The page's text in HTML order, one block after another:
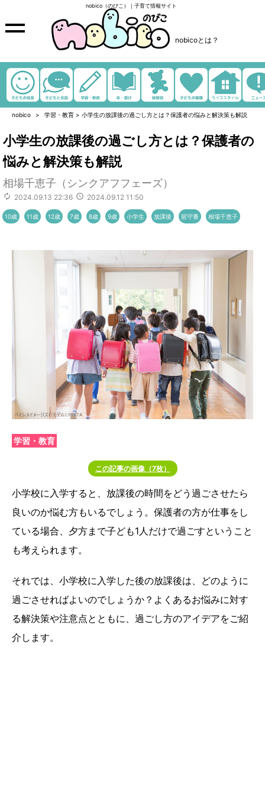
nobico（のびこ）｜子育て情報サイト
nobicoとは？
nobico 学習・教育 > 小学生の放課後の過ごし方とは？保護者の悩みと解決策も解説
小学生の放課後の過ごし方とは？保護者の
悩みと解決策も解説
相場千恵子（シンクアフフェーズ）
2024.09.13 22:36 2024.09.12 11:50
10歳 11歳 12歳 7歳 8歳 9歳 小学生 放課後 留守番 相場千恵子
学習・教育
この記事の画像（7枚）
小学校に入学すると、放課後の時間をどう過ごさせたら
良いのか悩む方もいるでしょう。保護者の方が仕事をし
ている場合、夕方まで子ども1人だけで過ごすということ
も考えられます。
それでは、小学校に入学した後の放課後は、どのように
過ごさせればよいのでしょうか？よくあるお悩みに対す
る解決策や注意点とともに、過ごし方のアイデアをご紹
介します。